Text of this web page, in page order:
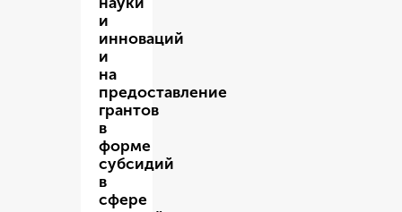
и
инноваций
и
на
предоставление
грантов
в
форме
субсидий
в
сфере